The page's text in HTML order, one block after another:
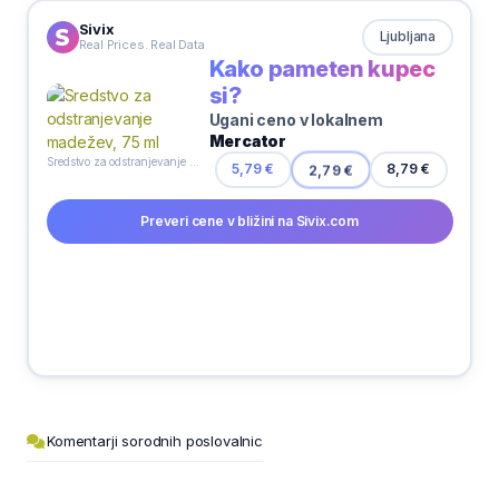
Sivix
Real Prices. Real Data Ljubljana
Kako pameten kupec
si?
Ugani ceno v lokalnem
Mercator
5,79 € 2,79 € 8,79 €
Preveri cene v bližini na Sivix.com
Komentarji sorodnih poslovalnic